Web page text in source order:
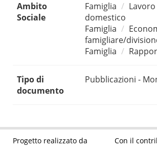
Ambito
Sociale
Famiglia
domestico
Famiglia
famigliare/
Famiglia
Tipo di
documento
Pubblicazioni -
Progetto realizzato da Con il